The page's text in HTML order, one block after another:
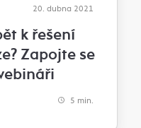
20. dubna 2021
k řešení
Zapojte se
5 min.